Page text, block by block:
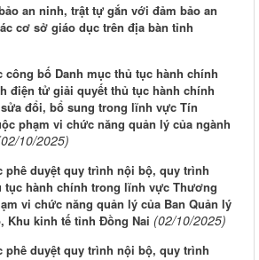
an ninh, trật tự gắn với đảm bảo an
cơ sở giáo dục trên địa bàn tỉnh
công bố Danh mục thủ tục hành chính
điện tử giải quyết thủ tục hành chính
đổi, bổ sung trong lĩnh vực Tín
phạm vi chức năng quản lý của ngành
10/2025)
phê duyệt quy trình nội bộ, quy trình
tục hành chính trong lĩnh vực Thương
vi chức năng quản lý của Ban Quản lý
Khu kinh tế tỉnh Đồng Nai (02/10/2025)
phê duyệt quy trình nội bộ, quy trình